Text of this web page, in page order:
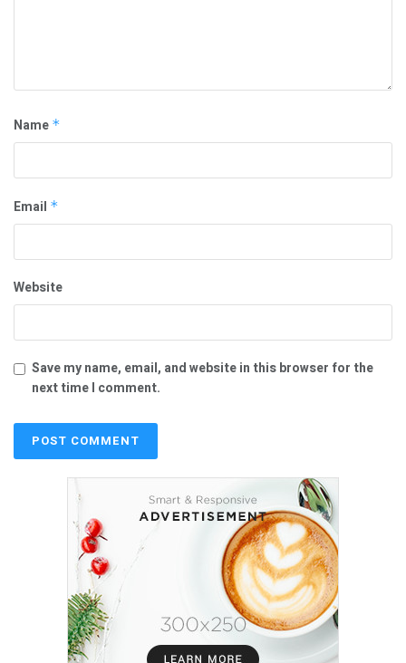
Name *
Email *
Website
Save my name, email, and website in this browser for the
next time I comment.